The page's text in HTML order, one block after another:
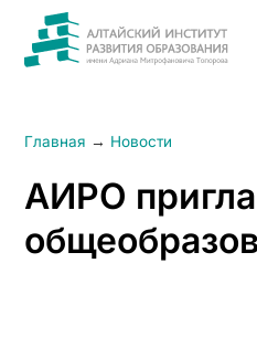
Главная → Новости
АИРО